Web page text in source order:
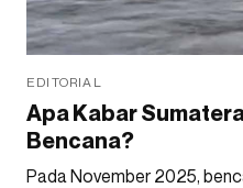
EDITORIAL
Apa Kabar
Bencana?
Pada November 2025,